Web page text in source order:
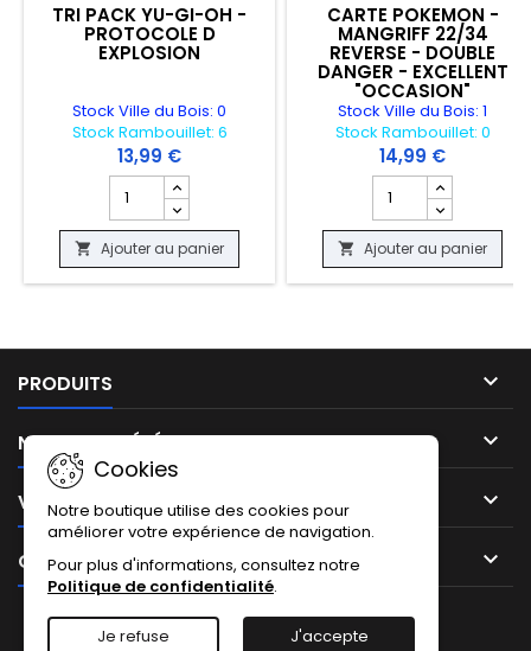
TRI PACK YU-GI-OH -
PROTOCOLE D
EXPLOSION
Stock Ville du Bois: 0
Stock Rambouillet: 6
13,99 €
Champ quantité du produit TRI PACK YU-GI-OH -
 Ajouter au panier
CARTE POKEMON -
MANGRIFF 22/34
REVERSE - DOUBLE
DANGER - EXCELLENT
"OCCASION"
Stock Ville du Bois: 1
Stock Rambouillet: 0
14,99 €
Champ quantité du
 Ajouter au panier
PRODUITS 
NOTRE SOCIÉTÉ 
VOTRE COMPTE 
CONTACT 
Cookies
Notre boutique utilise des cookies pour
améliorer votre expérience de navigation.
Pour plus d'informations, consultez notre
Politique de confidentialité.
Je refuse J'accepte
FacebookInstagram
TikTok